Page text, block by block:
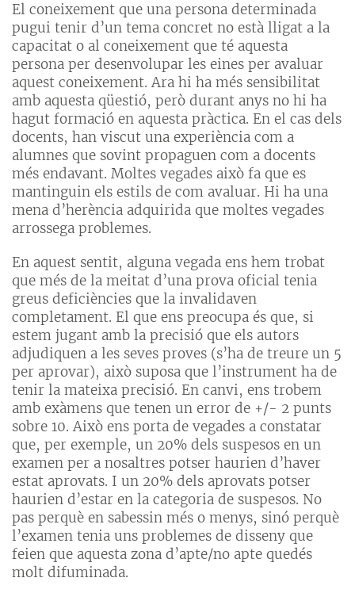
El coneixement que una persona determinada
pugui tenir d’un tema concret no està lligat a la
capacitat o al coneixement que té aquesta
persona per desenvolupar les eines per avaluar
aquest coneixement. Ara hi ha més sensibilitat
amb aquesta qüestió, però durant anys no hi ha
hagut formació en aquesta pràctica. En el cas dels
docents, han viscut una experiència com a
alumnes que sovint propaguen com a docents
més endavant. Moltes vegades això fa que es
mantinguin els estils de com avaluar. Hi ha una
mena d’herència adquirida que moltes vegades
arrossega problemes.
En aquest sentit, alguna vegada ens hem trobat
que més de la meitat d’una prova oficial tenia
greus deficiències que la invalidaven
completament. El que ens preocupa és que, si
estem jugant amb la precisió que els autors
adjudiquen a les seves proves (s’ha de treure un 5
per aprovar), això suposa que l’instrument ha de
tenir la mateixa precisió. En canvi, ens trobem
amb exàmens que tenen un error de +/- 2 punts
sobre 10. Això ens porta de vegades a constatar
que, per exemple, un 20% dels suspesos en un
examen per a nosaltres potser haurien d’haver
estat aprovats. I un 20% dels aprovats potser
haurien d’estar en la categoria de suspesos. No
pas perquè en sabessin més o menys, sinó perquè
l’examen tenia uns problemes de disseny que
feien que aquesta zona d’apte/no apte quedés
molt difuminada.